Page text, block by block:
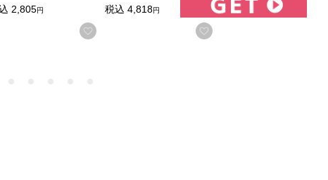
入りに登録する
2,805円
お気に入りに登録する
税込 4,818円
お気に入りに登録する
税込 3,240円